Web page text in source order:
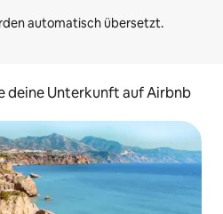
deine Unterkunft auf Airbnb